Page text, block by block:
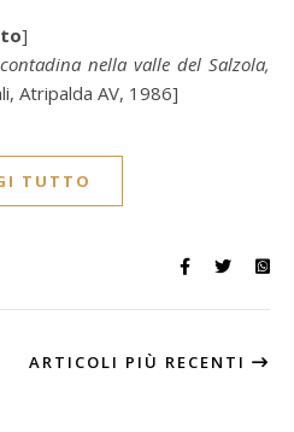
]
nella valle del Salzola,
Atripalda AV, 1986]
TUTTO
ARTICOLI PIÙ RECENTI